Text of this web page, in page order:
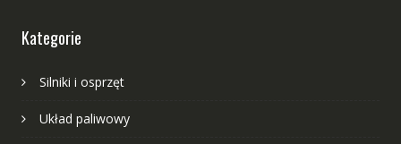
Kategorie
Silniki i osprzęt
Układ paliwowy